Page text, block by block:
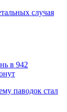
случая
в 942
паводок стал